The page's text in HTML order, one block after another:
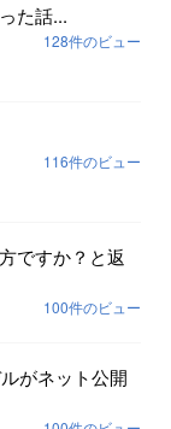
た話...
128件のビュー
116件のビュー
ですか？と返
100件のビュー
がネット公開